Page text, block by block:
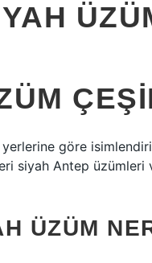
yerlerine göre
siyah Antep
ÜZÜM